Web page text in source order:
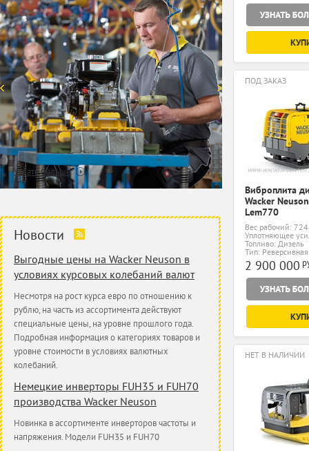
Узнать больше
Новости
Выгодные цены на Wacker Neuson в
условиях курсовых колебаний валют
Несмотря на рост курса евро по отношению к
рублю, на часть из ассортимента действуют
специальные цены, на уровне прошлого года.
Подробная информация о категориях товаров и
уровне стоимости в условиях валютных
колебаний.
Немецкие инверторы FUH35 и FUH70
производства Wacker Neuson
Новинка в ассортименте инверторов частоты и
напряжения. Модели FUH35 и FUH70
ПОД ЗАКАЗ
Виброплита
Wacker
Lem770
Вес рабочий: 724
Уплотняющее
Топливо: Дизель
Тип: Реверсивная
2 900 000
НЕТ В НАЛИЧИИ